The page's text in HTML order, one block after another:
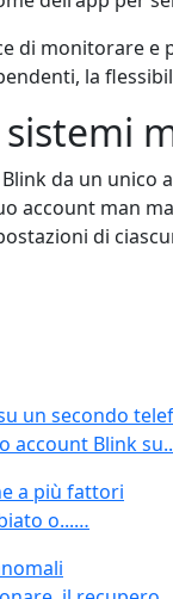
di monitorare
la
da un unico
account man
di
un secondo
account Blink
a più fattori
o...…